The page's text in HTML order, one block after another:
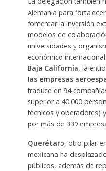
Alemania para
fomentar la inversión
modelos de
universidades y
económico
Baja California, la
las empresas
traduce en 94
superior a 40.000
técnicos y operadores)
por más de 339
Querétaro, otro pilar
mexicana ha
públicos, además de